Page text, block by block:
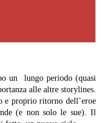
un lungo periodo (quasi
alle altre storylines.
e proprio ritorno dell’eroe
(e non solo le sue). Il